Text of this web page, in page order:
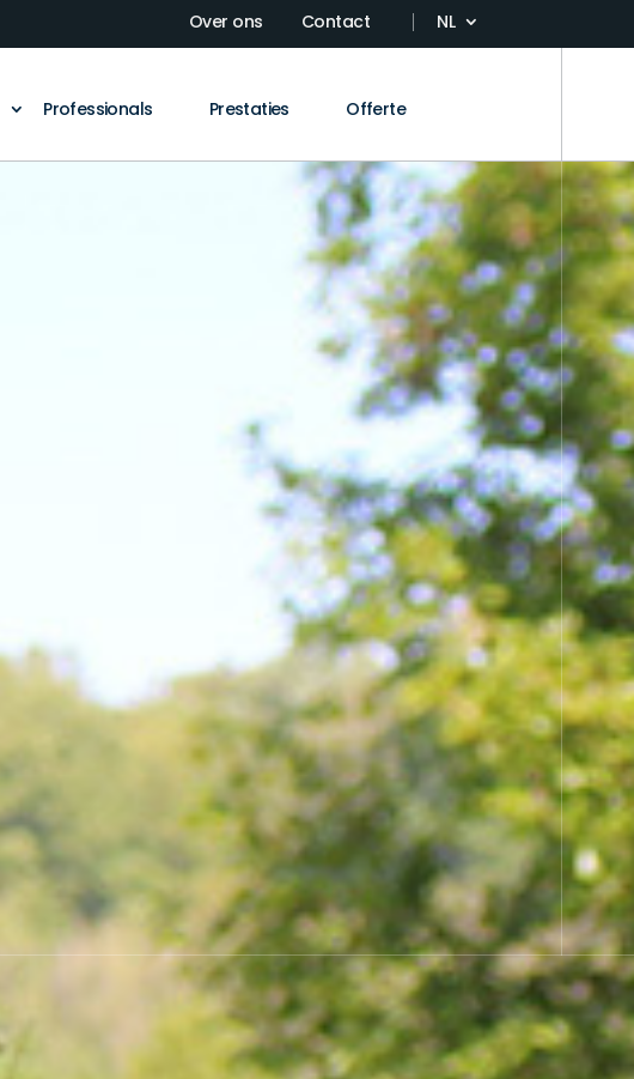
Over ons Contact NL
Professionals Prestaties Offerte